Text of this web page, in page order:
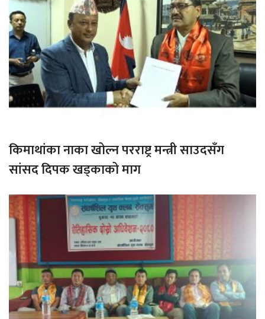
किमाथांका नाका खोल्न परराष्ट्र मन्त्री साउदसँग
सांसद दिपक खड्काको माग